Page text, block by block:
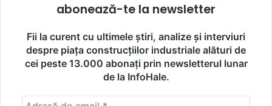
abonează-te la newsletter
Fii la curent cu ultimele știri, analize și interviuri
despre piața construcțiilor industriale alături de
cei peste 13.000 abonați prin newsletterul lunar
de la InfoHale.